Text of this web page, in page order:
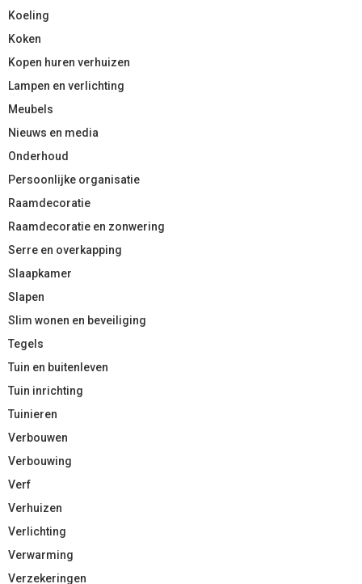
Koeling
Koken
Kopen huren verhuizen
Lampen en verlichting
Meubels
Nieuws en media
Onderhoud
Persoonlijke organisatie
Raamdecoratie
Raamdecoratie en zonwering
Serre en overkapping
Slaapkamer
Slapen
Slim wonen en beveiliging
Tegels
Tuin en buitenleven
Tuin inrichting
Tuinieren
Verbouwen
Verbouwing
Verf
Verhuizen
Verlichting
Verwarming
Verzekeringen